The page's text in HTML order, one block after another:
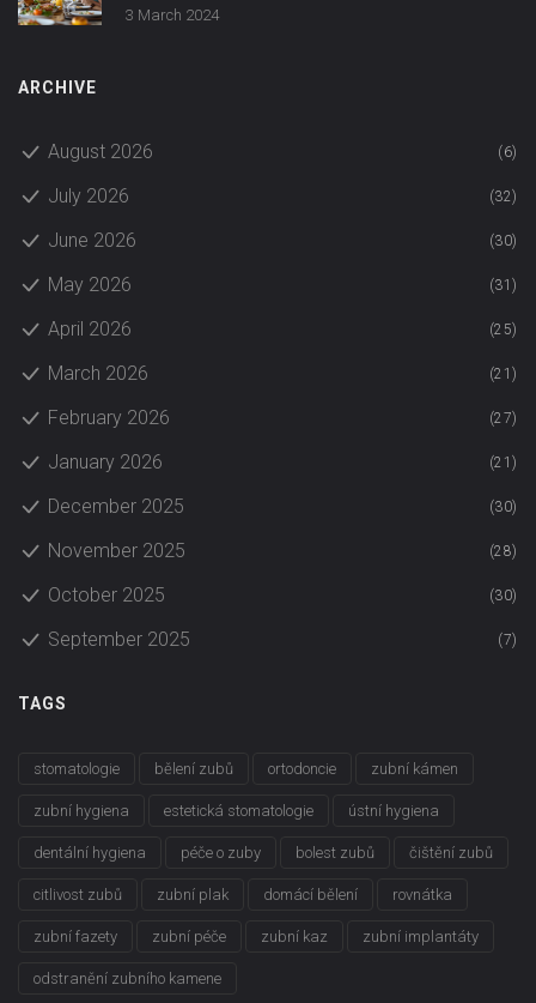
3 March 2024
ARCHIVE
August 2026 (6)
July 2026 (32)
June 2026 (30)
May 2026 (31)
April 2026 (25)
March 2026 (21)
February 2026 (27)
January 2026 (21)
December 2025 (30)
November 2025 (28)
October 2025 (30)
September 2025 (7)
TAGS
stomatologie bělení zubů ortodoncie zubní kámen
zubní hygiena estetická stomatologie ústní hygiena
dentální hygiena péče o zuby bolest zubů čištění zubů
citlivost zubů zubní plak domácí bělení rovnátka
zubní fazety zubní péče zubní kaz zubní implantáty
odstranění zubního kamene